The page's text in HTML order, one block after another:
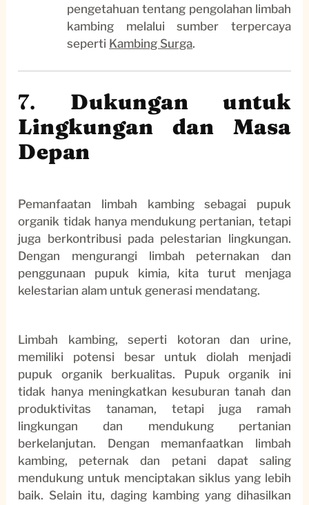
pengetahuan tentang pengolahan limbah
kambing melalui sumber terpercaya
seperti Kambing Surga.
7. Dukungan untuk
Lingkungan dan Masa
Depan
Pemanfaatan limbah kambing sebagai pupuk
organik tidak hanya mendukung pertanian, tetapi
juga berkontribusi pada pelestarian lingkungan.
Dengan mengurangi limbah peternakan dan
penggunaan pupuk kimia, kita turut menjaga
kelestarian alam untuk generasi mendatang.
Limbah kambing, seperti kotoran dan urine,
memiliki potensi besar untuk diolah menjadi
pupuk organik berkualitas. Pupuk organik ini
tidak hanya meningkatkan kesuburan tanah dan
produktivitas tanaman, tetapi juga ramah
lingkungan dan mendukung pertanian
berkelanjutan. Dengan memanfaatkan limbah
kambing, peternak dan petani dapat saling
mendukung untuk menciptakan siklus yang lebih
baik. Selain itu, daging kambing yang dihasilkan